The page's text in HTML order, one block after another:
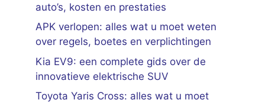
auto’s, kosten en prestaties
APK verlopen: alles wat u moet weten
over regels, boetes en verplichtingen
Kia EV9: een complete gids over de
innovatieve elektrische SUV
Toyota Yaris Cross: alles wat u moet